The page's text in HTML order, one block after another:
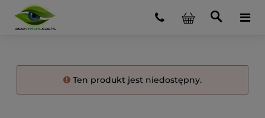
Ten produkt jest niedostępny.